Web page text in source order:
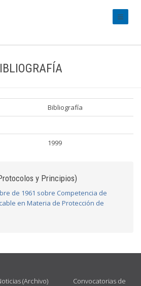
Bibliografía
1999
y Principios)
de 1961 sobre Competencia de
en Materia de Protección de
(Archivo)
Convocatorias de